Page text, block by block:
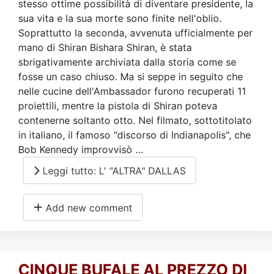
stesso ottime possibilità di diventare presidente, la
sua vita e la sua morte sono finite nell'oblio.
Soprattutto la seconda, avvenuta ufficialmente per
mano di Shiran Bishara Shiran, è stata
sbrigativamente archiviata dalla storia come se
fosse un caso chiuso. Ma si seppe in seguito che
nelle cucine dell'Ambassador furono recuperati 11
proiettili, mentre la pistola di Shiran poteva
contenerne soltanto otto. Nel filmato, sottotitolato
in italiano, il famoso "discorso di Indianapolis", che
Bob Kennedy improvvisò …
Leggi tutto: L' "ALTRA" DALLAS
Add new comment
CINQUE BUFALE AL PREZZO DI